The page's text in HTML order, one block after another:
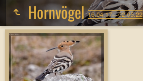
Hornvögel16.04.17—02.05.22